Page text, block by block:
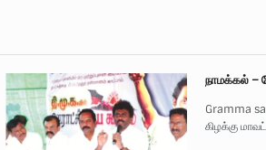
நாமக்கல் –
Gramma
கிழக்கு